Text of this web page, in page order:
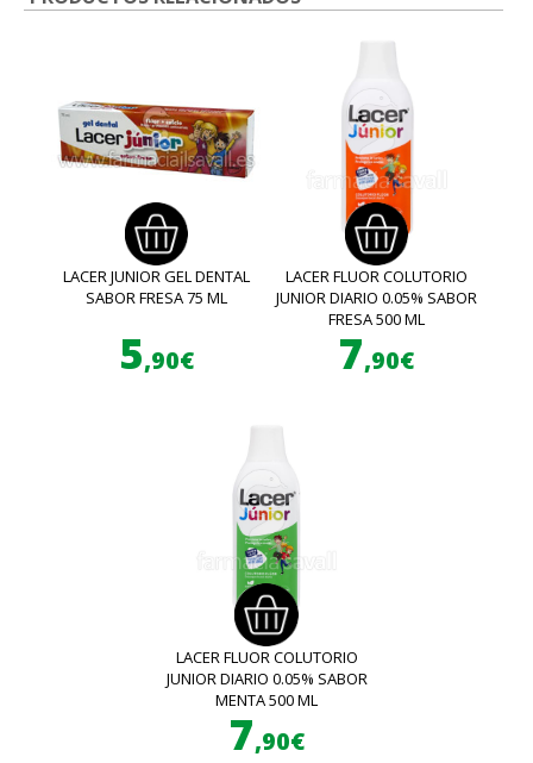
LACER JUNIOR GEL DENTAL
SABOR FRESA 75 ML
5,90€
LACER FLUOR COLUTORIO
JUNIOR DIARIO 0.05% SABOR
FRESA 500 ML
7,90€
LACER FLUOR COLUTORIO
JUNIOR DIARIO 0.05% SABOR
MENTA 500 ML
7,90€